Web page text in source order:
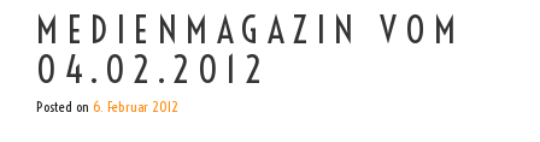
MEDIENMAGAZIN VOM
04.02.2012
Posted on 6. Februar 2012